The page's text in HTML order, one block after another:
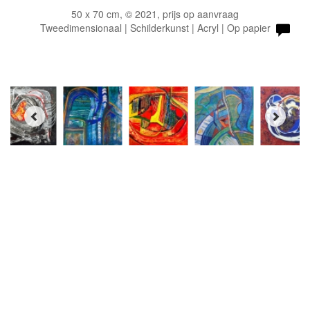
50 x 70 cm, © 2021, prijs op aanvraag
Tweedimensionaal | Schilderkunst | Acryl | Op papier